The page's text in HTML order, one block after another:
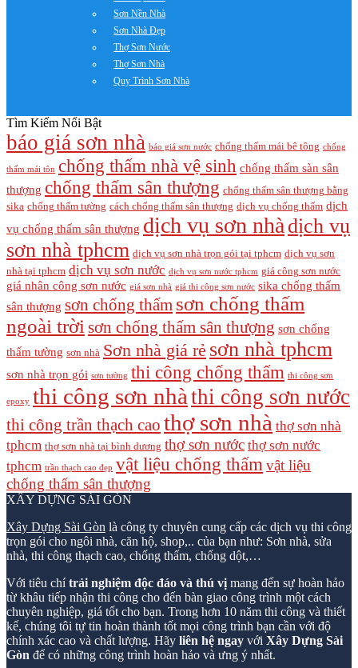
Sơn Nền Nhà
Sơn Nhà Đẹp
Thợ Sơn Nước
Thợ Sơn Nhà
Quy Trình Sơn Nhà
Tìm Kiếm Nổi Bật
báo giá sơn nhà báo giá sơn nước chống thấm mái bê tông chống
thấm mái tôn chống thấm nhà vệ sinh chống thấm sàn sân
thượng chống thấm sân thượng chống thấm sân thượng bằng
sika chống thấm tường cách chống thấm sân thượng dịch vụ chống thấm dịch
vụ chống thấm sân thượng dịch vụ sơn nhà dịch vụ
sơn nhà tphcm dịch vụ sơn nhà trọn gói tại tphcm dịch vụ sơn
nhà tại tphcm dịch vụ sơn nước dịch vụ sơn nước tphcm giá công sơn nước
giá nhân công sơn nước giá sơn nhà giá thi công sơn nước sika chống thấm
sân thượng sơn chống thấm sơn chống thấm
ngoài trời sơn chống thấm sân thượng sơn chống
thấm tường sơn nhà Sơn nhà giá rẻ sơn nhà tphcm
sơn nhà trọn gói sơn tường thi công chống thấm thi công sơn
epoxy thi công sơn nhà thi công sơn nước
thi công trần thạch cao thợ sơn nhà thợ sơn nhà
tphcm thợ sơn nhà tại bình dương thợ sơn nước thợ sơn nước
tphcm trần thạch cao đẹp vật liệu chống thấm vật liệu
chống thấm sân thượng
XÂY DỰNG SÀI GÒN
Xây Dựng Sài Gòn là công ty chuyên cung cấp các dịch vụ thi công
trọn gói cho ngôi nhà, căn hộ, shop,.. của bạn như: Sơn nhà, sửa
nhà, thi công thạch cao, chống thấm, chống dột,…
Với tiêu chítrải nghiệm độc đáo và thú vị mang đến sự hoàn hảo
từ khâu tiếp nhận thi công cho đến bàn giao công trình một cách
chuyên nghiệp, giá tốt cho bạn. Trong hơn 10 năm thi công và thiết
kế, chúng tôi tự tin hoàn thành tốt mọi công trình bạn cần với độ
chính xác cao và chất lượng. Hãy liên hệ ngay với Xây Dựng Sài
Gòn để có những công trình hoàn hảo và ưng ý nhất.